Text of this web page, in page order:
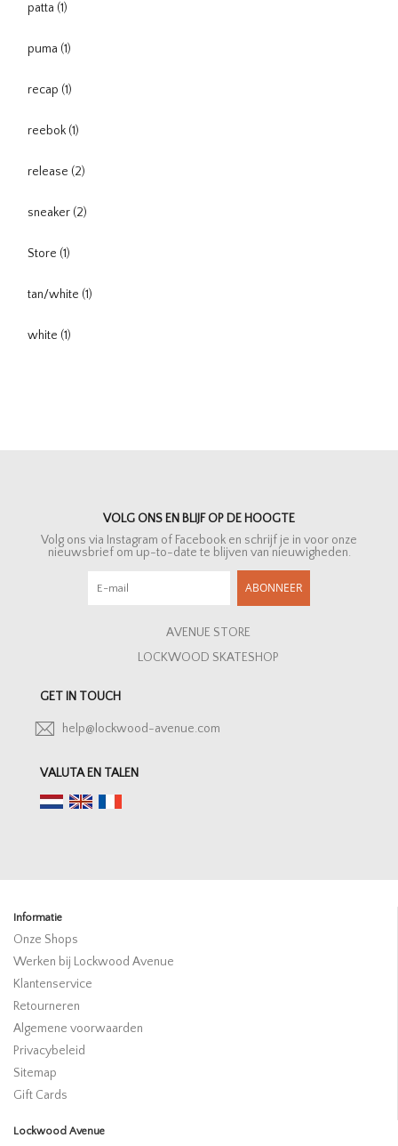
patta (1)
puma (1)
recap (1)
reebok (1)
release (2)
sneaker (2)
Store (1)
tan/white (1)
white (1)
VOLG ONS EN BLIJF OP DE HOOGTE
Volg ons via Instagram of Facebook en schrijf je in voor onze
nieuwsbrief om up-to-date te blijven van nieuwigheden.
ABONNEER
AVENUE STORE
LOCKWOOD SKATESHOP
GET IN TOUCH
help@lockwood-avenue.com
VALUTA EN TALEN
Informatie
Onze Shops
Werken bij Lockwood Avenue
Klantenservice
Retourneren
Algemene voorwaarden
Privacybeleid
Sitemap
Gift Cards
Lockwood Avenue